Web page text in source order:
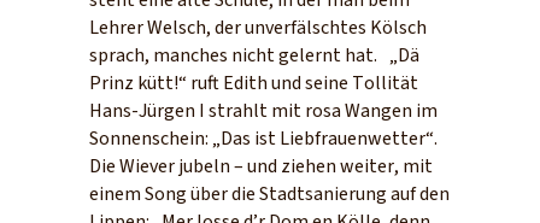
Lehrer Welsch, der unverfälschtes Kölsch
sprach, manches nicht gelernt hat. „Dä
Prinz kütt!“ ruft Edith und seine Tollität
Hans-Jürgen I strahlt mit rosa Wangen im
Sonnenschein: „Das ist Liebfrauenwetter“.
Die Wiever jubeln – und ziehen weiter, mit
einem Song über die Stadtsanierung auf den